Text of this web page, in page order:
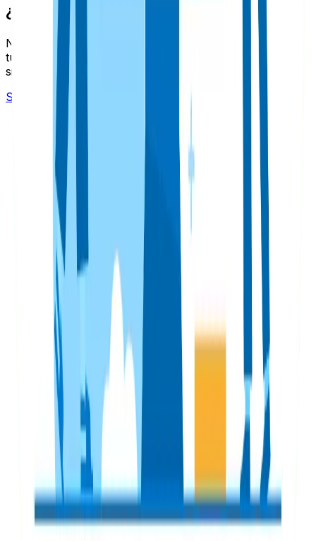
¿Necesitas ayuda con tu SEO?
Nuestro equipo de expertos puede ayudarte a mejorar
tu posicionamiento y aumentar el trafico organico de tu
sitio web.
Solicitar asesoria gratuita
Estrategia SEO
Ser nativo digital no te hace estratega digital
Reflexiones después de volver a comprar el dominio de
mi sitio web personal de 2012. Por qué la experiencia
importa más que ser nativo digital en marketing digital y
Felipe Uribe
12 de junio de 2026
Leer más
Estrategia SEO
¿Qué pasa cuando dejas de hacer SEO? Casos
reales y datos
¿Qué pasa cuando dejas de hacer SEO? Casos reales y
datos Es una situación que vemos con frecuencia. Una
empresa …
Felipe Uribe
30 de marzo de 2026